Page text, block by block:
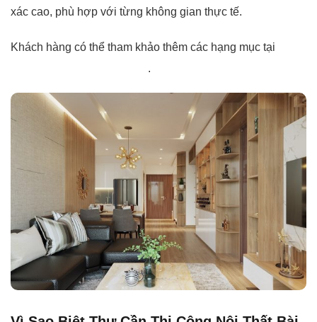
xác cao, phù hợp với từng không gian thực tế.
Khách hàng có thể tham khảo thêm các hạng mục tại
.